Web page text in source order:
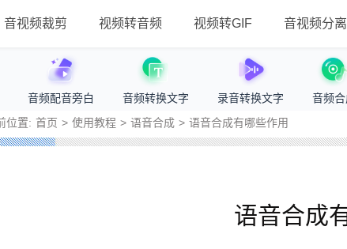
音视频裁剪 视频转音频 视频转GIF 音视频分离
音频配音旁白 音频转换文字 录音转换文字 音频
位置: 首页 > 使用教程 > 语音合成 > 语音合成有哪些作用
语音合成